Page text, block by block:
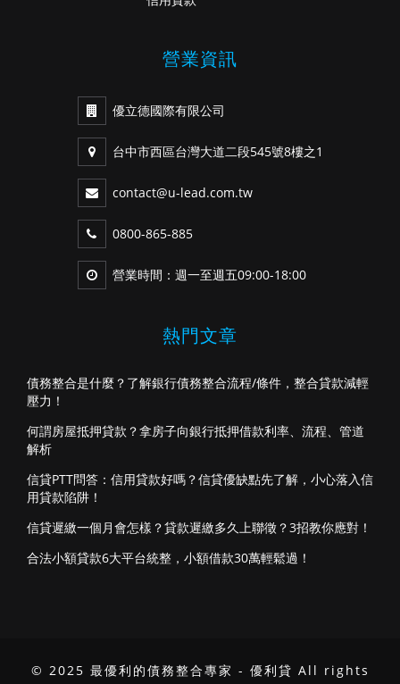
營業資訊
優立德國際有限公司
台中市西區台灣大道二段545號8樓之1
contact@u-lead.com.tw
0800-865-885
營業時間：週一至週五09:00-18:00
熱門文章
債務整合是什麼？了解銀行債務整合流程/條件，整合貸款減輕
壓力！
何謂房屋抵押貸款？拿房子向銀行抵押借款利率、流程、管道
解析
信貸PTT問答：信用貸款好嗎？信貸優缺點先了解，小心落入信
用貸款陷阱！
信貸遲繳一個月會怎樣？貸款遲繳多久上聯徵？3招教你應對！
合法小額貸款6大平台統整，小額借款30萬輕鬆過！
© 2025 最優利的債務整合專家 - 優利貸 All rights